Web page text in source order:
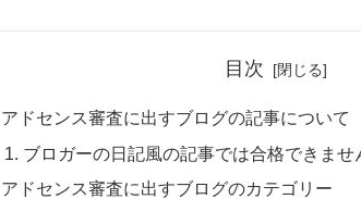
目次
アドセンス審査に出すブログの記事について
ブロガーの日記風の記事では合格できませ
アドセンス審査に出すブログのカテゴリー